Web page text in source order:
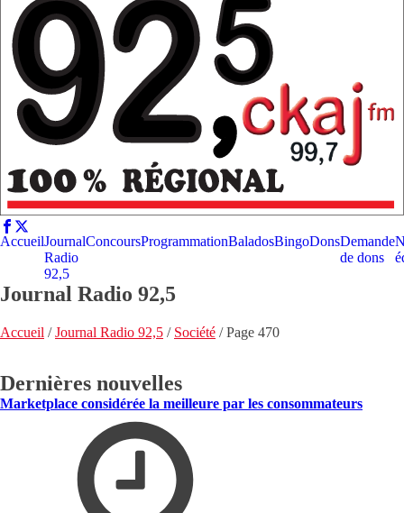
AccueilJournal
Radio
92,5
ConcoursProgrammationBaladosBingoDonsDemande
de dons
Journal Radio 92,5
Accueil /Journal Radio 92,5 / Société /Page 470
Dernières nouvelles
Marketplace considérée la meilleure par les consommateurs